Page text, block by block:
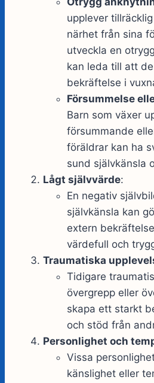
upplever
närhet från sina
utveckla en
kan leda till att
bekräftelse i
Försummelse
Barn som växer
försummande
föräldrar kan ha
sund självkänsla
Lågt självvärde:
En negativ
självkänsla kan
extern
värdefull och
Traumatiska
Tidigare
övergrepp eller
skapa ett starkt
och stöd från
Personlighet och
Vissa
känslighet eller